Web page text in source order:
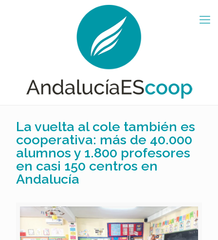
La vuelta al cole también es
cooperativa: más de 40.000
alumnos y 1.800 profesores
en casi 150 centros en
Andalucía